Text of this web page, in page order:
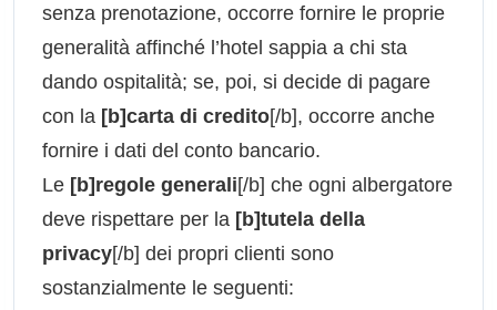
senza prenotazione, occorre fornire le proprie
generalità affinché l’hotel sappia a chi sta
dando ospitalità; se, poi, si decide di pagare
con la [b]carta di credito[/b], occorre anche
fornire i dati del conto bancario.
Le [b]regole generali[/b] che ogni albergatore
deve rispettare per la [b]tutela della
privacy[/b] dei propri clienti sono
sostanzialmente le seguenti: